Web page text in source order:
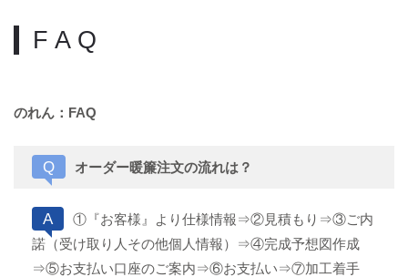
F A Q
のれん：FAQ
Q オーダー暖簾注文の流れは？
A
①『お客様』より仕様情報⇒②見積もり⇒③ご内
諾（受け取り人その他個人情報）⇒④完成予想図作成
⇒⑤お支払い口座のご案内⇒⑥お支払い⇒⑦加工着手